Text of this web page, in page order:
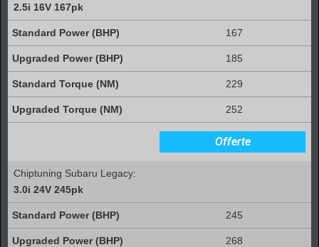
2.5i 16V 167pk
167
185
229
252
Offerte
Chiptuning Subaru Legacy:
3.0i 24V 245pk
245
268